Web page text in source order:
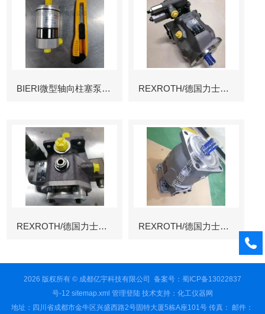
BIERI微型轴向柱塞泵AKP REXROTH/德国力士乐叶片泵
REXROTH/德国力士乐叶片泵 REXROTH/德国力士乐变量柱塞泵冶金
2026 版权所有 © 成都亿宇科技有限公司 备案号：蜀ICP备13022837
号-12 sitemap.xml 管理登陆技术支持： 化工仪器网
地址：四川省成都市金牛区兴盛西路2号固特大厦5栋A座101号 传真： 邮件：